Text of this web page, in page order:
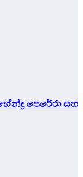
පෙරේරා සහ